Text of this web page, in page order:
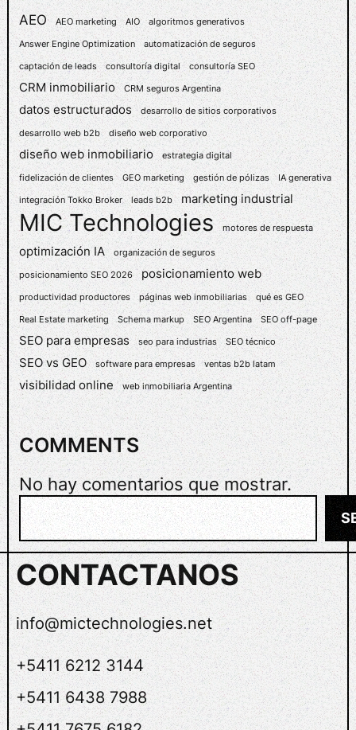
E
M
P
O
Y
A
N
O
E
S
E
L
Ú
N
I
C
O
O
B
J
E
T
I
V
O
AEO AEO marketing AIO algoritmos generativos
Answer Engine Optimization automatización de seguros
captación de leads consultoría digital consultoría SEO
CRM inmobiliario CRM seguros Argentina
datos estructurados desarrollo de sitios corporativos
desarrollo web b2b diseño web corporativo
diseño web inmobiliario estrategia digital
fidelización de clientes GEO marketing gestión de pólizas IA generativa
integración Tokko Broker leads b2b marketing industrial
MIC Technologies motores de respuesta
optimización IA organización de seguros
posicionamiento SEO 2026 posicionamiento web
productividad productores páginas web inmobiliarias qué es GEO
Real Estate marketing Schema markup SEO Argentina SEO off-page
SEO para empresas seo para industrias SEO técnico
SEO vs GEO software para empresas ventas b2b latam
visibilidad online web inmobiliaria Argentina
COMMENTS
No hay comentarios que mostrar.
B
u
s
c
a
r
CONTACTANOS
info@mictechnologies.net
+5411 6212 3144
+5411 6438 7988